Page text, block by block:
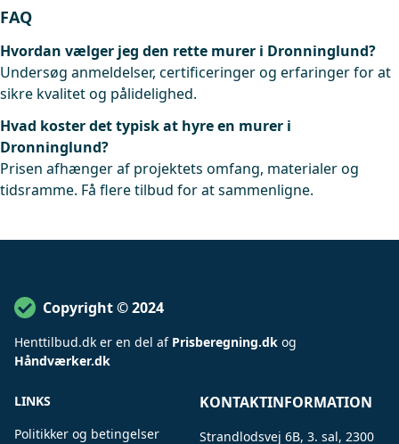
FAQ
Hvordan vælger jeg den rette murer i Dronninglund?
Undersøg anmeldelser, certificeringer og erfaringer for at
sikre kvalitet og pålidelighed.
Hvad koster det typisk at hyre en murer i
Dronninglund?
Prisen afhænger af projektets omfang, materialer og
tidsramme. Få flere tilbud for at sammenligne.
Copyright © 2024
Henttilbud.dk er en del af Prisberegning.dk og
Håndværker.dk
LINKS
Politikker og betingelser
KONTAKTINFORMATION
Strandlodsvej 6B, 3. sal, 2300